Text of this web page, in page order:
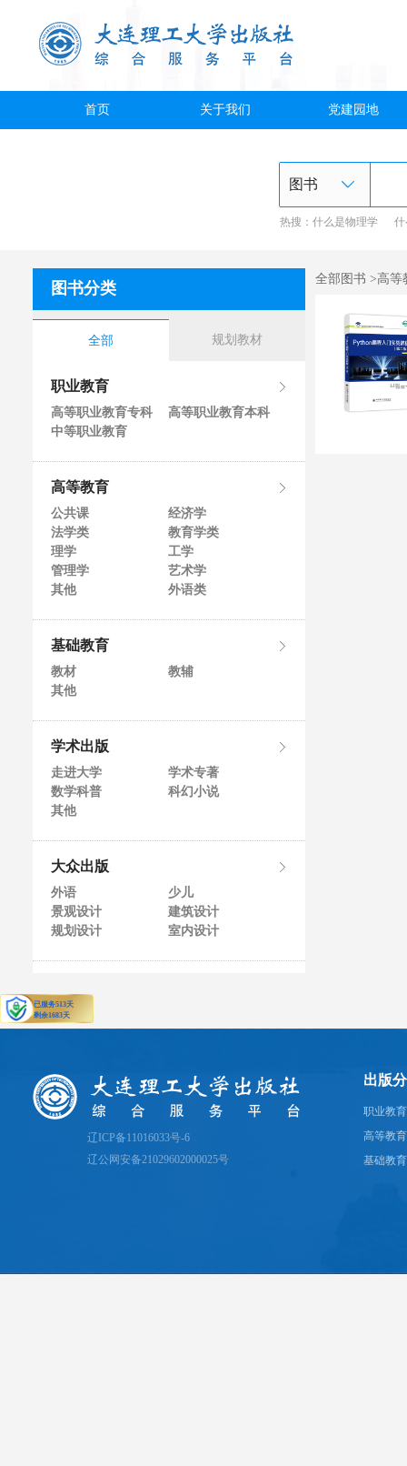
首页 关于我们 党建园地
热搜： 什么是物理学 什
图书分类
全部 规划教材
职业教育
高等职业教育专科
高等职业教育本科
中等职业教育
高等教育
公共课
经济学
法学类
教育学类
理学
工学
管理学
艺术学
其他
外语类
基础教育
教材
教辅
其他
学术出版
走进大学
学术专著
数学科普
科幻小说
其他
大众出版
外语
少儿
景观设计
建筑设计
规划设计
室内设计
全部图书 >高等
辽ICP备11016033号-6
辽公网安备21029602000025号
出版
职业教
高等教
基础教